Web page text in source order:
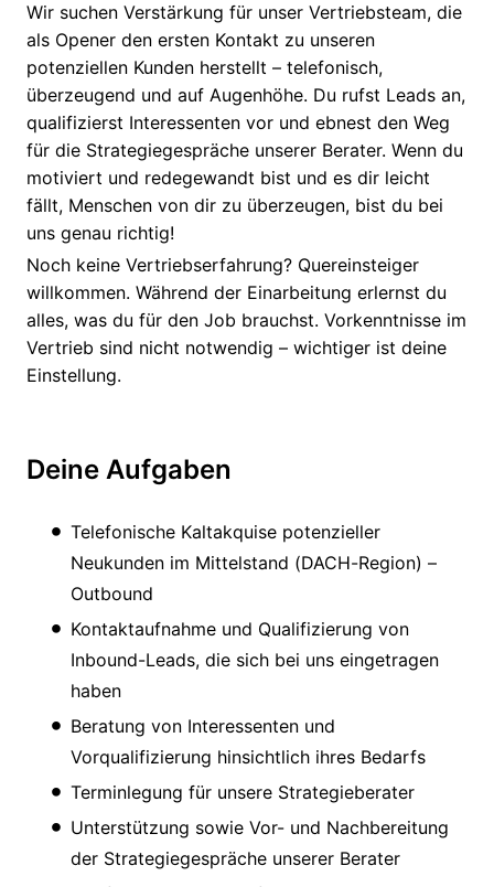
Wir suchen Verstärkung für unser Vertriebsteam, die
als Opener den ersten Kontakt zu unseren
potenziellen Kunden herstellt – telefonisch,
überzeugend und auf Augenhöhe. Du rufst Leads an,
qualifizierst Interessenten vor und ebnest den Weg
für die Strategiegespräche unserer Berater. Wenn du
motiviert und redegewandt bist und es dir leicht
fällt, Menschen von dir zu überzeugen, bist du bei
uns genau richtig!
Noch keine Vertriebserfahrung? Quereinsteiger
willkommen. Während der Einarbeitung erlernst du
alles, was du für den Job brauchst. Vorkenntnisse im
Vertrieb sind nicht notwendig – wichtiger ist deine
Einstellung.
Deine Aufgaben
Telefonische Kaltakquise potenzieller
Neukunden im Mittelstand (DACH-Region) –
Outbound
Kontaktaufnahme und Qualifizierung von
Inbound-Leads, die sich bei uns eingetragen
haben
Beratung von Interessenten und
Vorqualifizierung hinsichtlich ihres Bedarfs
Terminlegung für unsere Strategieberater
Unterstützung sowie Vor- und Nachbereitung
der Strategiegespräche unserer Berater